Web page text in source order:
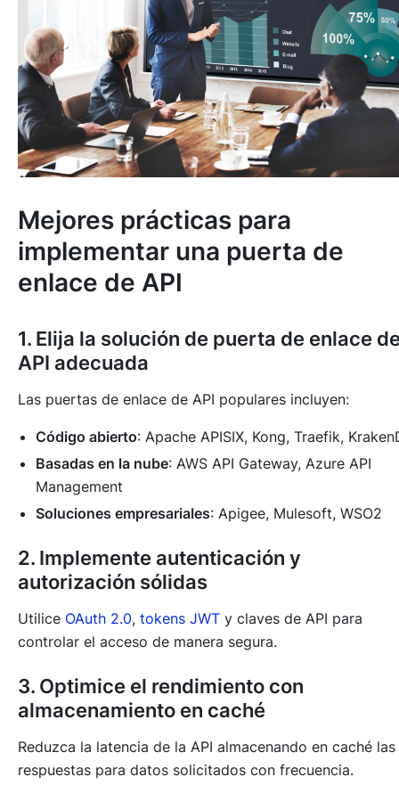
Mejores prácticas para
implementar una puerta de
enlace de API
1. Elija la solución de puerta de enlace
API adecuada
Las puertas de enlace de API populares incluyen:
Código abierto: Apache APISIX, Kong, Traefik,
Basadas en la nube: AWS API Gateway, Azure API
Management
Soluciones empresariales: Apigee, Mulesoft, WSO2
2. Implemente autenticación y
autorización sólidas
Utilice OAuth 2.0, tokens JWT y claves de API para
controlar el acceso de manera segura.
3. Optimice el rendimiento con
almacenamiento en caché
Reduzca la latencia de la API almacenando en caché las
respuestas para datos solicitados con frecuencia.